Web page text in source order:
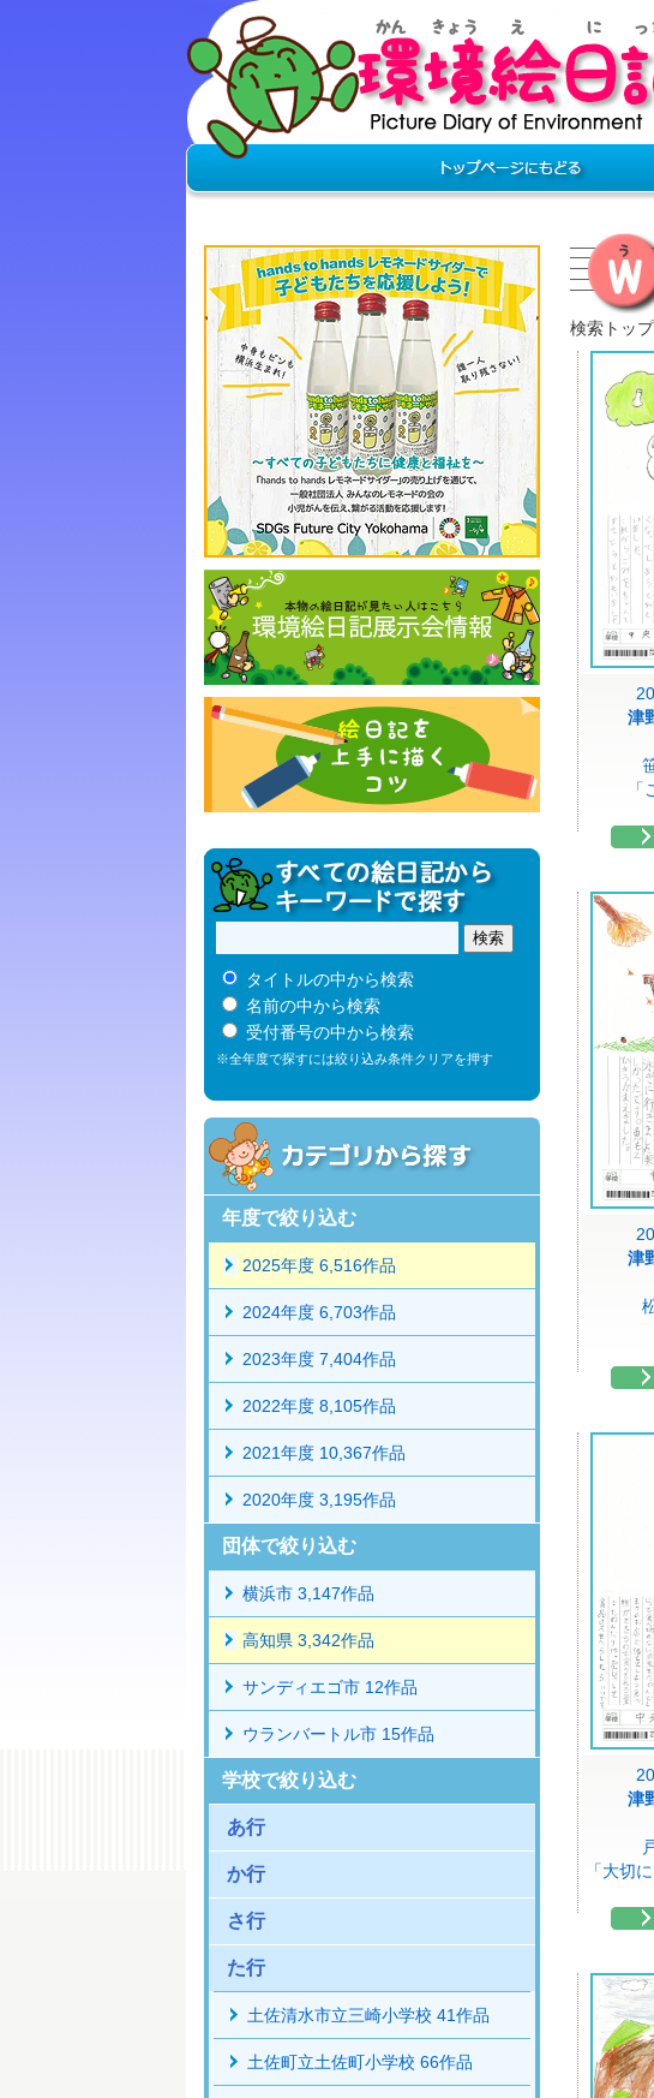
検索トップ
津
津
津
「大切
タイトルの中から検索
名前の中から検索
受付番号の中から検索
※全年度で探すには絞り込み条件クリアを押す
年度で絞り込む
2025年度 6,516作品
2024年度 6,703作品
2023年度 7,404作品
2022年度 8,105作品
2021年度 10,367作品
2020年度 3,195作品
団体で絞り込む
横浜市 3,147作品
高知県 3,342作品
サンディエゴ市 12作品
ウランバートル市 15作品
学校で絞り込む
あ行
か行
さ行
た行
土佐清水市立三崎小学校 41作品
土佐町立土佐町小学校 66作品